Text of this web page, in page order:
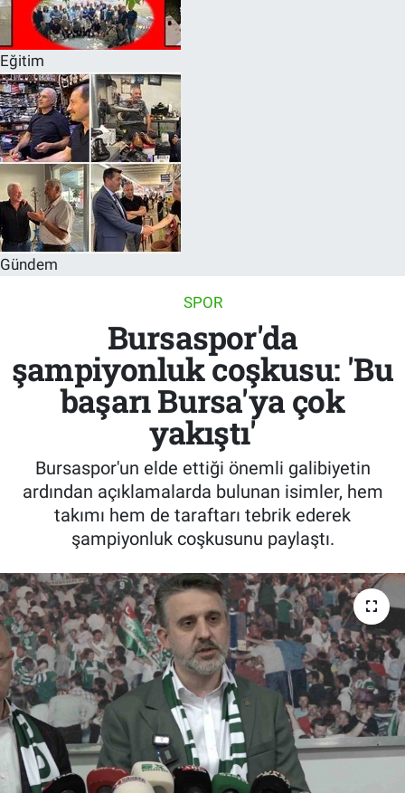
Eğitim
Gündem
SPOR
Bursaspor'da
şampiyonluk coşkusu: 'Bu
başarı Bursa'ya çok
yakıştı'
Bursaspor'un elde ettiği önemli galibiyetin
ardından açıklamalarda bulunan isimler, hem
takımı hem de taraftarı tebrik ederek
şampiyonluk coşkusunu paylaştı.